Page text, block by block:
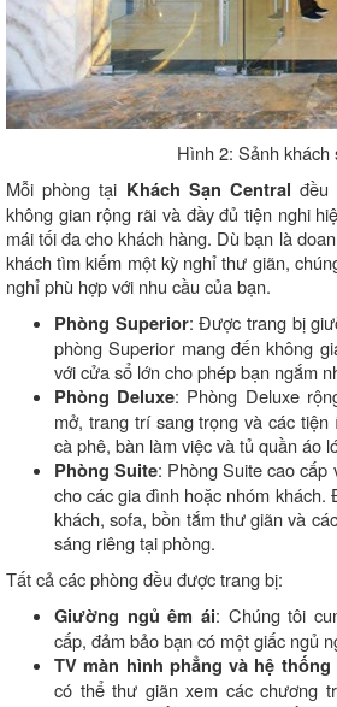
Hình 2: Sảnh khách
Mỗi phòng tại Khách Sạn Central đều
không gian rộng rãi và đầy đủ tiện nghi
mái tối đa cho khách hàng. Dù bạn là
khách tìm kiếm một kỳ nghỉ thư giãn,
nghỉ phù hợp với nhu cầu của bạn.
Phòng Superior: Được trang bị
phòng Superior mang đến không
với cửa sổ lớn cho phép bạn ngắm
Phòng Deluxe: Phòng Deluxe
mở, trang trí sang trọng và các
cà phê, bàn làm việc và tủ quần áo
Phòng Suite: Phòng Suite cao cấp
cho các gia đình hoặc nhóm
khách, sofa, bồn tắm thư giãn và
sáng riêng tại phòng.
Tất cả các phòng đều được trang bị:
Giường ngủ êm ái: Chúng tôi
cấp, đảm bảo bạn có một giấc ngủ
TV màn hình phẳng và hệ
có thể thư giãn xem các chương